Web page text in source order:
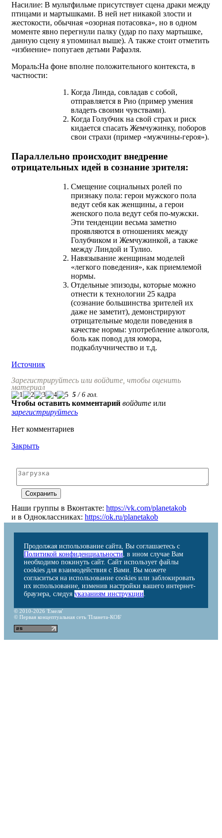
Насилие: В мультфильме присутствует сцена драки между
птицами и мартышками. В ней нет никакой злости и
жестокости, обычная «озорная потасовка», но в одном
моменте явно перегнули палку (удар по паху мартышке,
данную сцену я упоминал выше). А также стоит отметить
«избиение» попугаев детьми Рафаэля.
Мораль:На фоне вполне положительного контекста, в
частности:
Когда Линда, совладав с собой,
отправляется в Рио (пример умения
владеть своими чувствами).
Когда Голубчик на свой страх и риск
кидается спасать Жемчужинку, поборов
свои страхи (пример «мужчины-героя»).
Параллельно происходит внедрение
отрицательных идей в сознание зрителя:
Смещение социальных ролей по
признаку пола: герои мужского пола
ведут себя как женщины, а герои
женского пола ведут себя по-мужски.
Эти тенденции весьма заметно
проявляются в отношениях между
Голубчиком и Жемчужинкой, а также
между Линдой и Тулио.
Навязывание женщинам моделей
«легкого поведения», как приемлемой
нормы.
Отдельные эпизоды, которые можно
отнести к технологии 25 кадра
(сознание большинства зрителей их
даже не заметит), демонстрируют
отрицательные модели поведения в
качестве нормы: употребление алкоголя,
боль как повод для юмора,
подкаблучничество и т.д.
Источник
Зарегистрируйтесь или войдите, чтобы оценить
материал
5 / 6 гол.
Чтобы оставить комментарий войдите или
зарегистрируйтесь
Нет комментариев
Закрыть
Наши группы в Вконтакте: https://vk.com/planetakob
и в Одноклассниках: https://ok.ru/planetakob
Продолжая использование сайта, Вы соглашаетесь с
Политикой конфиденциальности , в ином случае Вам
необходимо покинуть сайт. Сайт использует файлы
cookies для взаимодействия с Вами. Вы можете
согласиться на использование cookies или заблокировать
их использование, изменив настройки вашего интернет-
браузера, следуя указаниям инструкции
© 2010-2026 'Емеля'
© Первая концептуальная сеть 'Планета-КОБ'